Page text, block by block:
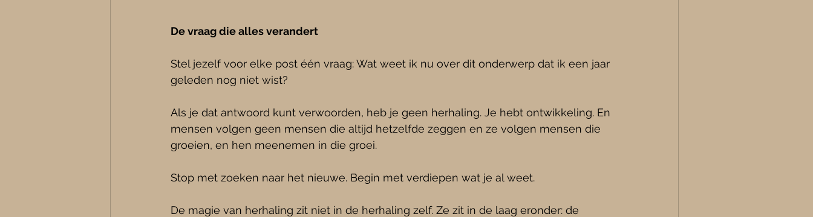
De vraag die alles verandert
Stel jezelf voor elke post één vraag: Wat weet ik nu over dit onderwerp dat ik een jaar
geleden nog niet wist?
Als je dat antwoord kunt verwoorden, heb je geen herhaling. Je hebt ontwikkeling. En
mensen volgen geen mensen die altijd hetzelfde zeggen en ze volgen mensen die
groeien, en hen meenemen in die groei.
Stop met zoeken naar het nieuwe. Begin met verdiepen wat je al weet.
De magie van herhaling zit niet in de herhaling zelf. Ze zit in de laag eronder: de